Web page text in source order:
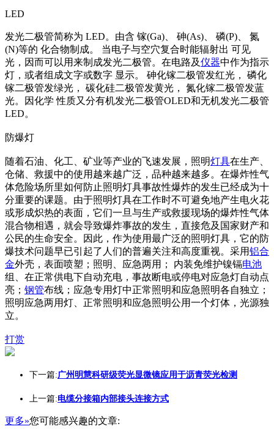
LED
发光二极管简称为 LED。由含 镓(Ga)、 砷(As)、 磷(P)、 氮
(N)等的 化合物制成。 当电子与空穴复合时能辐射出 可见
光，因而可以用来制成发光二极管。在电路及仪器中作为指示
灯，或者组成文字或数字 显示。 砷化镓二极管发红光， 磷化
镓二极管发绿光， 碳化硅二极管发黄光， 氮化镓二极管发蓝
光。因化学 性质又分有机发光二极管OLED和无机发光二极管
LED。
防爆灯
随着石油、化工、矿业等产业的飞速发展，照明灯具在生产、
仓储、救援中的使用越来越广泛，品种越来越多。在爆炸性气
体危险场所里如何防止照明灯具事故性爆炸的发生已经成为十
分重要的课题。由于照明灯具在工作时不可避免地产生电火花
或形成炽热的表面，它们一旦与生产或救援现场的爆炸性气体
混合物相遇，就会导致爆炸事故的发生，直接危及国家财产和
公民的生命安全。因此，作为使用最广泛的照明灯具，它的防
爆技术问题早已引起了人们的普遍关注和高度重视。采用铝合
金外壳，表面喷塑；照明、应急两用； 内装免维护镍镉电池
组、在正常供电下自动充电，事故断电或停电对应急灯自动点
亮； 钢管布线；应急专用灯中正常照明和应急照明各自独立；
照明应急两用灯、正常照明和应急照明公用一个灯体，光源独
立。
打赏
下一篇:广州明慧科研级荧光显微镜应用于沥青荧光检测
上一篇:电缆分接箱内部接头连接方式
更多»您可能感兴趣的文章: